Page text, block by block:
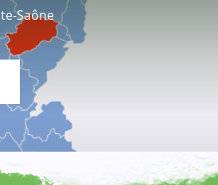
Saône